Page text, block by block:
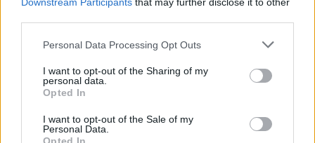
Personal Data Processing Opt Outs
I want to opt-out of the Sharing of my
personal data.
Opted In
I want to opt-out of the Sale of my
Personal Data.